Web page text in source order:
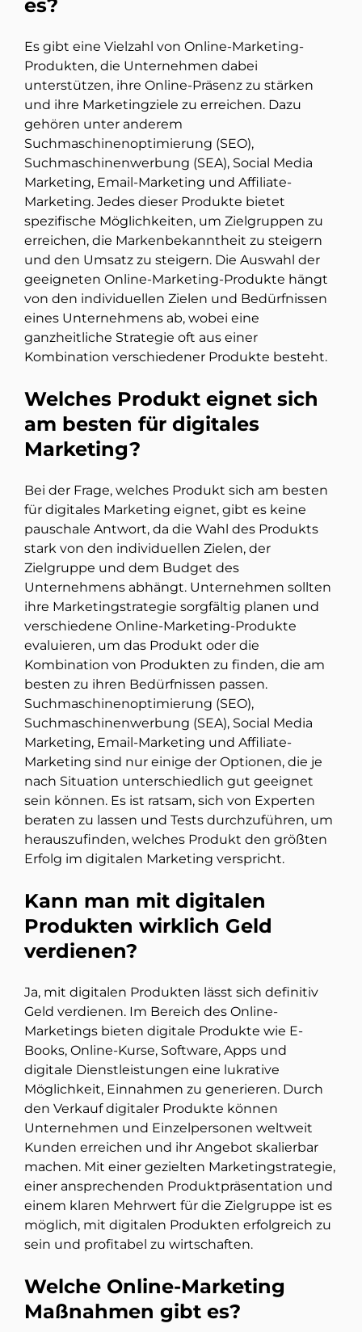
es?
Es gibt eine Vielzahl von Online-Marketing-
Produkten, die Unternehmen dabei
unterstützen, ihre Online-Präsenz zu stärken
und ihre Marketingziele zu erreichen. Dazu
gehören unter anderem
Suchmaschinenoptimierung (SEO),
Suchmaschinenwerbung (SEA), Social Media
Marketing, Email-Marketing und Affiliate-
Marketing. Jedes dieser Produkte bietet
spezifische Möglichkeiten, um Zielgruppen zu
erreichen, die Markenbekanntheit zu steigern
und den Umsatz zu steigern. Die Auswahl der
geeigneten Online-Marketing-Produkte hängt
von den individuellen Zielen und Bedürfnissen
eines Unternehmens ab, wobei eine
ganzheitliche Strategie oft aus einer
Kombination verschiedener Produkte besteht.
Welches Produkt eignet sich
am besten für digitales
Marketing?
Bei der Frage, welches Produkt sich am besten
für digitales Marketing eignet, gibt es keine
pauschale Antwort, da die Wahl des Produkts
stark von den individuellen Zielen, der
Zielgruppe und dem Budget des
Unternehmens abhängt. Unternehmen sollten
ihre Marketingstrategie sorgfältig planen und
verschiedene Online-Marketing-Produkte
evaluieren, um das Produkt oder die
Kombination von Produkten zu finden, die am
besten zu ihren Bedürfnissen passen.
Suchmaschinenoptimierung (SEO),
Suchmaschinenwerbung (SEA), Social Media
Marketing, Email-Marketing und Affiliate-
Marketing sind nur einige der Optionen, die je
nach Situation unterschiedlich gut geeignet
sein können. Es ist ratsam, sich von Experten
beraten zu lassen und Tests durchzuführen, um
herauszufinden, welches Produkt den größten
Erfolg im digitalen Marketing verspricht.
Kann man mit digitalen
Produkten wirklich Geld
verdienen?
Ja, mit digitalen Produkten lässt sich definitiv
Geld verdienen. Im Bereich des Online-
Marketings bieten digitale Produkte wie E-
Books, Online-Kurse, Software, Apps und
digitale Dienstleistungen eine lukrative
Möglichkeit, Einnahmen zu generieren. Durch
den Verkauf digitaler Produkte können
Unternehmen und Einzelpersonen weltweit
Kunden erreichen und ihr Angebot skalierbar
machen. Mit einer gezielten Marketingstrategie,
einer ansprechenden Produktpräsentation und
einem klaren Mehrwert für die Zielgruppe ist es
möglich, mit digitalen Produkten erfolgreich zu
sein und profitabel zu wirtschaften.
Welche Online-Marketing
Maßnahmen gibt es?